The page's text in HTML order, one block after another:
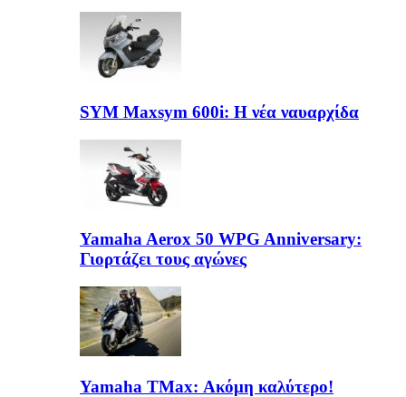
SYM Maxsym 600i: Η νέα ναυαρχίδα
Yamaha Aerox 50 WPG Anniversary:
Γιορτάζει τους αγώνες
Yamaha TΜax: Ακόμη καλύτερο!